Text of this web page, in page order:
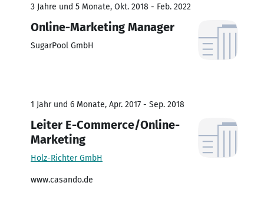
3 Jahre und 5 Monate, Okt. 2018 - Feb. 2022
Online-Marketing Manager
SugarPool GmbH
1 Jahr und 6 Monate, Apr. 2017 - Sep. 2018
Leiter E-Commerce/Online-
Marketing
Holz-Richter GmbH
www.casando.de